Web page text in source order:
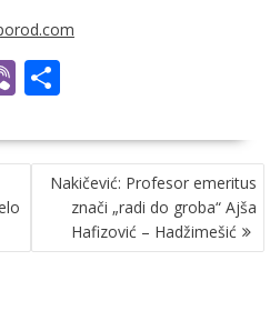
Vi
er
S
ar
e
Nakičević: Profesor emeritus
znači „radi do groba“ Ajša
Hafizović – Hadžimešić